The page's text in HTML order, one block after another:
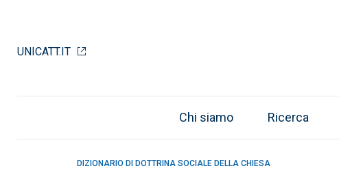
UNICATT.IT
Chi siamo Ricerca
DIZIONARIO DI DOTTRINA SOCIALE DELLA CHIESA